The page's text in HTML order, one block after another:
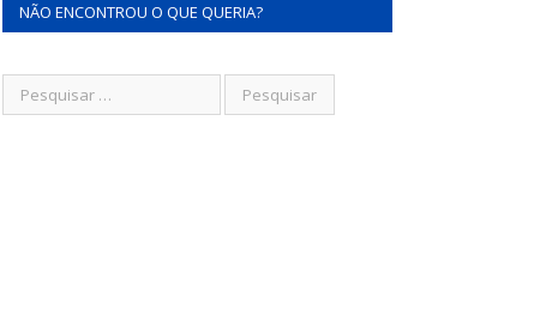
NÃO ENCONTROU O QUE QUERIA?